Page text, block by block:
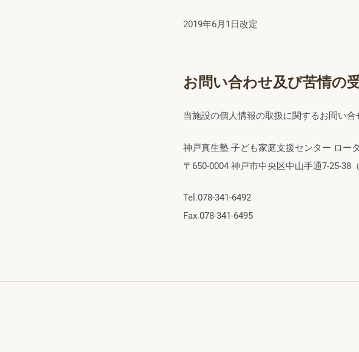
2019年6月1日改定
お問い合わせ及び苦情の
当施設の個人情報の取扱に関するお問い合
神戸真生塾 子ども家庭支援センター ロー
〒650-0004 神戸市中央区中山手通7‐25‐38
Tel.078-341-6492
Fax.078-341-6495